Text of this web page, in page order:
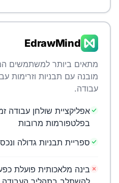
EdrawMind
מתאים ביותר למשתמשים
מובנה עם תבניות וזרימות
עבודה.
אפליקציית שולחן עבודה
בפלטפורמות מרובות
ספריית תבניות גדולה
בינה מלאכותית פועלת